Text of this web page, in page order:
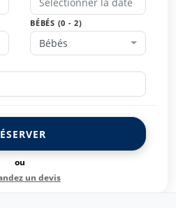
BÉBÉS (0 - 2)
Bébés
ou
un devis